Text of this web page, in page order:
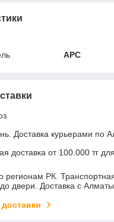
APC
Доставка курьерами по
доставка от 100.000 тг
регионам РК.
двери. Доставка с